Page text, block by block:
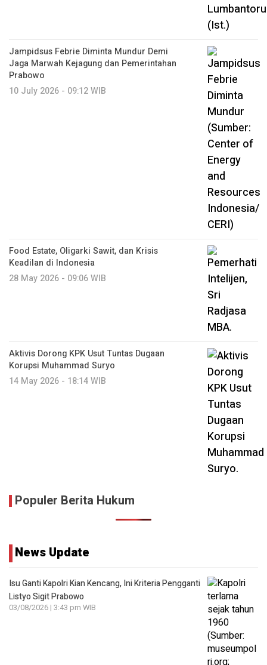
Jampidsus Febrie Diminta Mundur Demi
Jaga Marwah Kejagung dan Pemerintahan
Prabowo
10 July 2026 - 09:12 WIB
Food Estate, Oligarki Sawit, dan Krisis
Keadilan di Indonesia
28 May 2026 - 09:06 WIB
Aktivis Dorong KPK Usut Tuntas Dugaan
Korupsi Muhammad Suryo
14 May 2026 - 18:14 WIB
Populer Berita Hukum
News Update
Isu Ganti Kapolri Kian Kencang, Ini Kriteria Pengganti
Listyo Sigit Prabowo
03/08/2026 | 3:43 pm WIB